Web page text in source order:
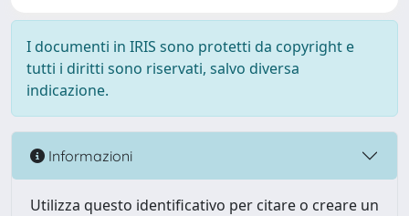
I documenti in IRIS sono protetti da copyright e
tutti i diritti sono riservati, salvo diversa
indicazione.
Informazioni
Utilizza questo identificativo per citare o creare un